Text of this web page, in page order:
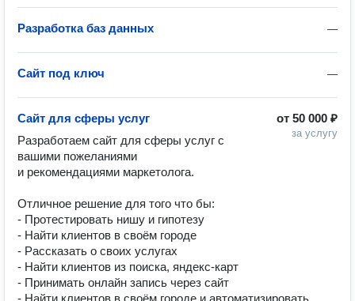
—
Разработка баз данных
—
Сайт под ключ
от 50 000 ₽
за услугу
Сайт для сферы услуг
Разработаем сайт для сферы услуг с
вашими пожеланиями
и рекомендациями маркетолога.
Отличное решение для того что бы:
- Протестировать нишу и гипотезу
- Найти клиентов в своём городе
- Рассказать о своих услугах
- Найти клиентов из поиска, яндекс-карт
- Принимать онлайн запись через сайт
- Найти клиентов в своём городе и автоматизировать